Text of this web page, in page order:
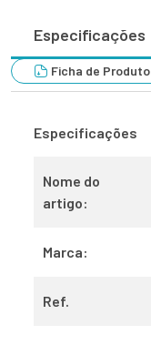
Especificações
Ficha de Produto
Especificações
Nome do
artigo:
Marca:
Ref.